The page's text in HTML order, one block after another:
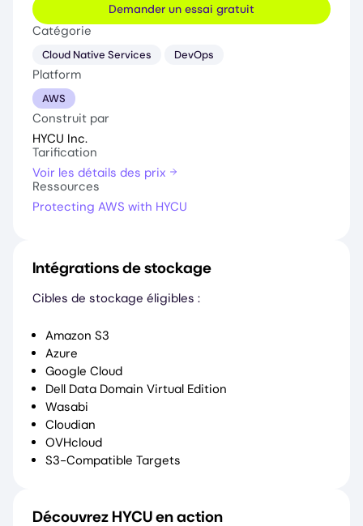
Demander un essai gratuit
Catégorie
Cloud Native Services DevOps
Platform
AWS
Construit par
HYCU Inc.
Tarification
Voir les détails des prix
Ressources
Protecting AWS with HYCU
Intégrations de stockage
Cibles de stockage éligibles :
Amazon S3
Azure
Google Cloud
Dell Data Domain Virtual Edition
Wasabi
Cloudian
OVHcloud
S3-Compatible Targets
Découvrez HYCU en action